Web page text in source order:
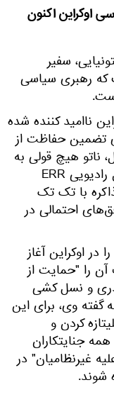
اوکراین اکنون
سفیر
که رهبری سیاسی
ناامید کننده شده
تضمین حفاظت از
ناتو هیچ قولی به
اوکراین نمی دهد و ماازیکاس به پورتال رادیویی ERR
با تک تک
احتمالی در
را در اوکراین آغاز
را "حمایت از
و نسل کشی
گفته وی، برای این
کردن و
جنایتکاران
غیرنظامیان" در
شوند.